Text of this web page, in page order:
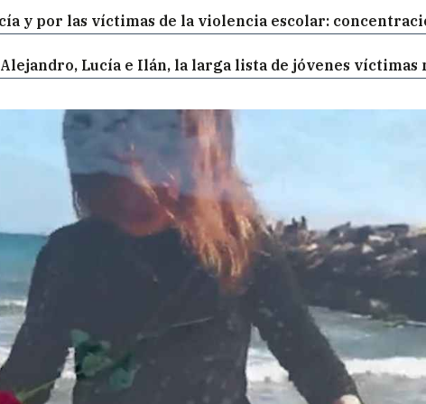
y por las víctimas de la violencia escolar:
Lucía e Ilán, la larga lista de jóvenes